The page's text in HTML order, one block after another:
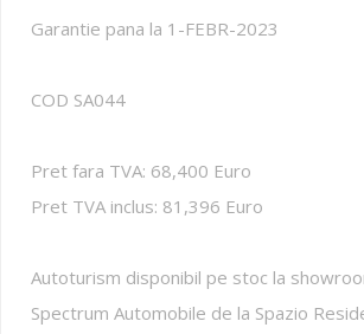
Garantie pana la 1-FEBR-2023
COD SA044
Pret fara TVA: 68,400 Euro
Pret TVA inclus: 81,396 Euro
Autoturism disponibil pe stoc la
Spectrum Automobile de la Spazio